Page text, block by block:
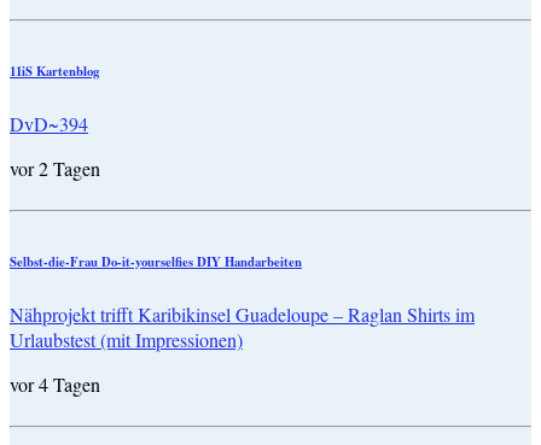
11iS Kartenblog
DvD~394
vor 2 Tagen
Selbst-die-Frau Do-it-yourselfies DIY Handarbeiten
Nähprojekt trifft Karibikinsel Guadeloupe – Raglan Shirts im
Urlaubstest (mit Impressionen)
vor 4 Tagen